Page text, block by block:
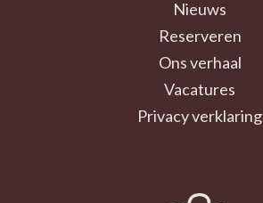
Nieuws
Reserveren
Ons verhaal
Vacatures
Privacy verklaring